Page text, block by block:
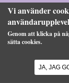
Vi använder
Genom att klicka på
sätta cookies.
JA, JAG